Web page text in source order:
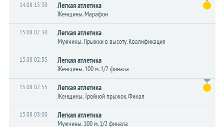
14.08 15:30 Легкая атлетика
Женщины. Марафон
15.08 02:30 Легкая атлетика
Мужчины. Прыжки в высоту. Квалификация
15.08 02:35 Легкая атлетика
Женщины. 100 м. 1/2 финала
15.08 02:55 Легкая атлетика
Женщины. Тройной прыжок. Финал
15.08 03:00 Легкая атлетика
Мужчины. 100 м. 1/2 финала